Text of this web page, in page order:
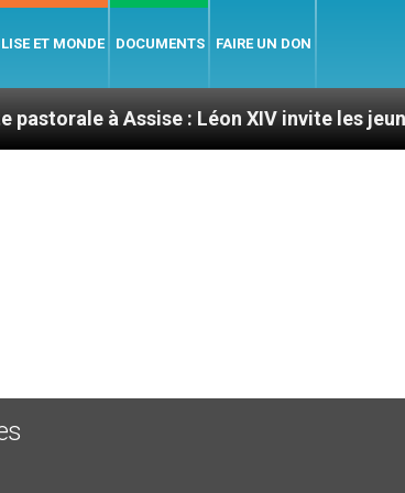
ET MONDE DOCUMENTS FAIRE UN DON
à Assise : Léon XIV invite les jeunes à